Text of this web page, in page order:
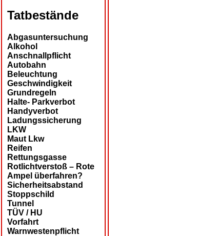
Tatbestände
Abgasuntersuchung
Alkohol
Anschnallpflicht
Autobahn
Beleuchtung
Geschwindigkeit
Grundregeln
Halte- Parkverbot
Handyverbot
Ladungssicherung
LKW
Maut Lkw
Reifen
Rettungsgasse
Rotlichtverstoß – Rote
Ampel überfahren?
Sicherheitsabstand
Stoppschild
Tunnel
TÜV / HU
Vorfahrt
Warnwestenpflicht